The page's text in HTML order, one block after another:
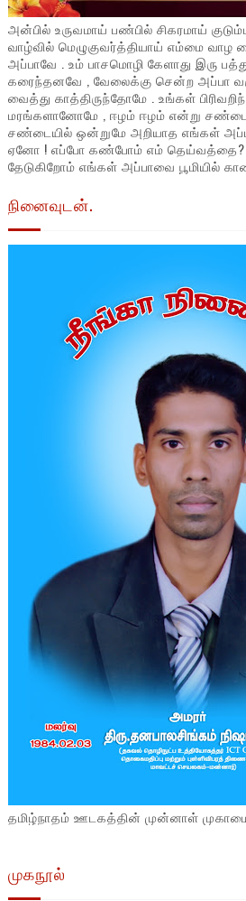
அன்பில் உருவமாய் பண்பில் சிகரமாய்
வாழ்வில் மெழுகுவர்த்தியாய் எம்மை
அப்பாவே . உம் பாசமொழி கேளாது இரு
கரைந்தனவே , வேலைக்கு சென்ற அப்பா
வைத்து காத்திருந்தோமே . உங்கள்
மரங்களானோமே , ஈழம் ஈழம் என்று சண்டை
சண்டையில் ஒன்றுமே அறியாத எங்கள்
ஏனோ ! எப்போ கண்போம் எம்
தேடுகிறோம் எங்கள் அப்பாவை பூமியில்
நினைவுடன்.
தமிழ்நாதம் ஊடகத்தின் முன்னாள்
முகநூல்